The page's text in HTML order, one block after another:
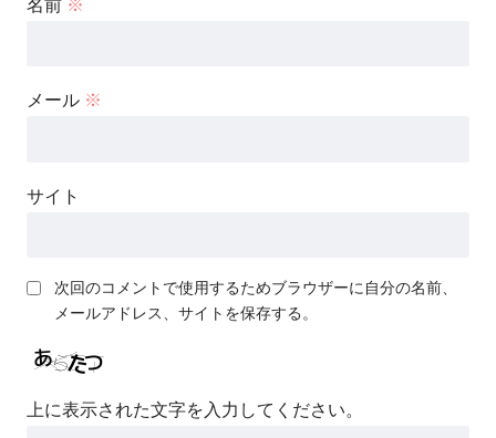
名前 ※
メール ※
サイト
次回のコメントで使用するためブラウザーに自分の名前、
メールアドレス、サイトを保存する。
上に表示された文字を入力してください。